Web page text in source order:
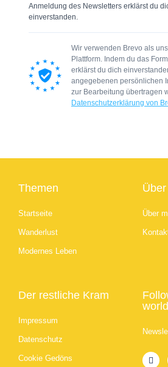
Anmeldung des Newsletters erklärst du
einverstanden.
Wir verwenden Brevo als
Plattform. Indem du das
erklärst du dich
angegebenen persönlichen
zur Bearbeitung übertragen
Datenschutzerklärung von
Themen
Startseite
Wanderlust
Modernes Leben
Über
Über
Der restliche Kram
Impressum
Datenschutz
Cookie Gedöns